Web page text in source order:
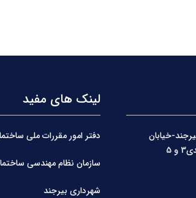
خیابان
لینک های مفید
دفتر امور مقررات ملی
سازمان نظام مهندسی
شهرداری بیرجند